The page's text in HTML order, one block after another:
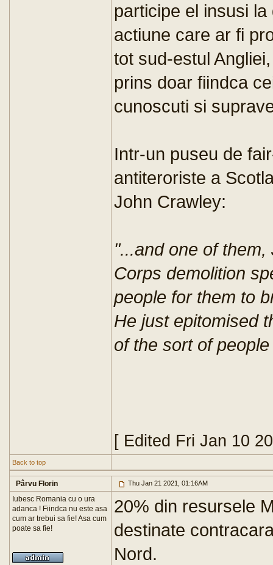
participe el insusi
actiune care ar fi
tot sud-estul
prins doar fiindca
cunoscuti si
Intr-un puseu de
antiteroriste a
John Crawley:
"...and one of
Corps demolition
people for them to
He just epitomised
of the sort of
[ Edited Fri Jan 10
Back to top
Pârvu Florin Thu Jan 21 2021, 01:16AM
Iubesc Romania cu o ura
adanca ! Fiindca nu este asa
cum ar trebui sa fie! Asa cum
poate sa fie!
20% din resursele
destinate
Nord.